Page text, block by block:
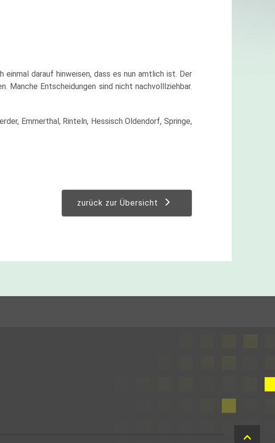
darauf hinweisen, dass es nun amtlich ist. Der
Entscheidungen sind nicht nachvolllziehbar.
Emmerthal, Rinteln, Hessisch Oldendorf, Springe,
zurück zur Übersicht